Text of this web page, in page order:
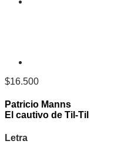
$16.500
Patricio Manns
El cautivo de Til-Til
Letra